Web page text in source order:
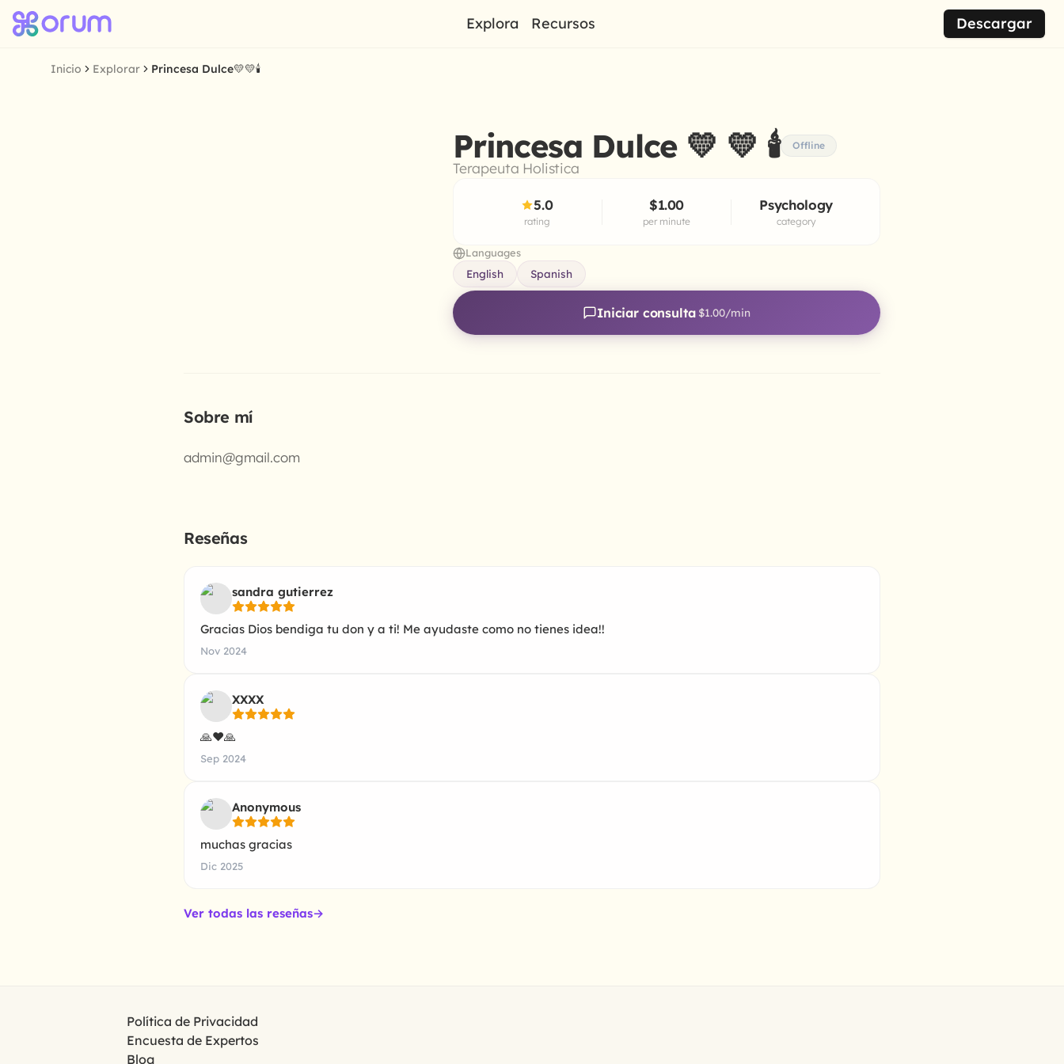
Explora Recursos Descargar
Inicio Explorar Princesa Dulce💛💛🕯
Princesa Dulce 💛 💛 🕯 Offline
Terapeuta Holistica
5.0
rating
$1.00
per minute
Psychology
category
Languages
English Spanish
Iniciar consulta $1.00/min
Sobre mí
admin@gmail.com
Reseñas
sandra gutierrez
Gracias Dios bendiga tu don y a ti! Me ayudaste como no tienes idea!!
Nov 2024
XXXX
🙏❤🙏
Sep 2024
Anonymous
muchas gracias
Dic 2025
Ver todas las reseñas→
Política de Privacidad
Encuesta de Expertos
Blog